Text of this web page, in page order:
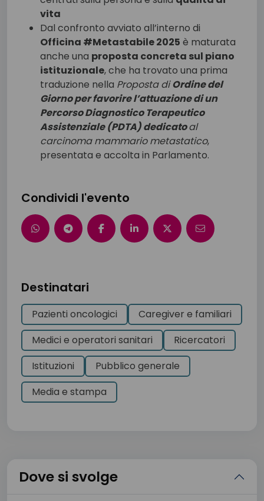
vita
Dal confronto avviato all’interno di
Officina #Metastabile 2025 è maturata
anche una proposta concreta sul piano
istituzionale, che ha trovato una prima
traduzione nella Proposta diOrdine del
Giorno per favorire l’attuazione di un
Percorso Diagnostico Terapeutico
Assistenziale (PDTA) dedicatoal
carcinoma mammario metastatico,
presentata e accolta in Parlamento.
Condividi l'evento
Destinatari
Pazienti oncologici
Caregiver e familiari
Medici e operatori sanitari
Ricercatori
Istituzioni
Pubblico generale
Media e stampa
Dove si svolge